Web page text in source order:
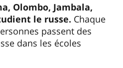
Olombo, Jambala,
le russe. Chaque
passent des
dans les écoles